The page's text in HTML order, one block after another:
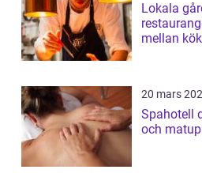
Lokala
mellan
20 mars
Spahotell dalarna
och